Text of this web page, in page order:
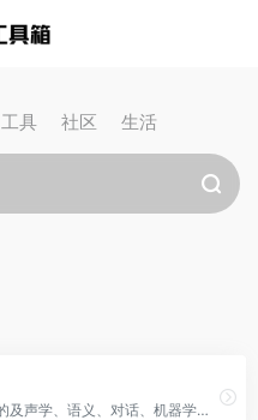
工具 社区 生活
为开发者和企业提供全球领先的及声学、语义、对话、机器学习、知识表示及推理等多项人工智能技术，通过平台赋能至，客服，商业，市政，医疗等领域、让社会共享AI领域最新的应用场景和解决方案，帮您提升竞争力。